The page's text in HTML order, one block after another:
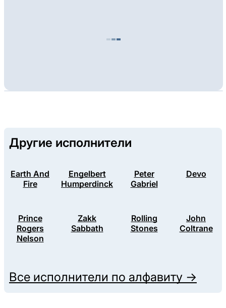
Другие исполнители
Earth And
Fire
Engelbert
Humperdinck
Peter
Gabriel
Devo
Prince
Rogers
Nelson
Zakk
Sabbath
Rolling
Stones
John
Coltrane
Все исполнители по алфавиту →